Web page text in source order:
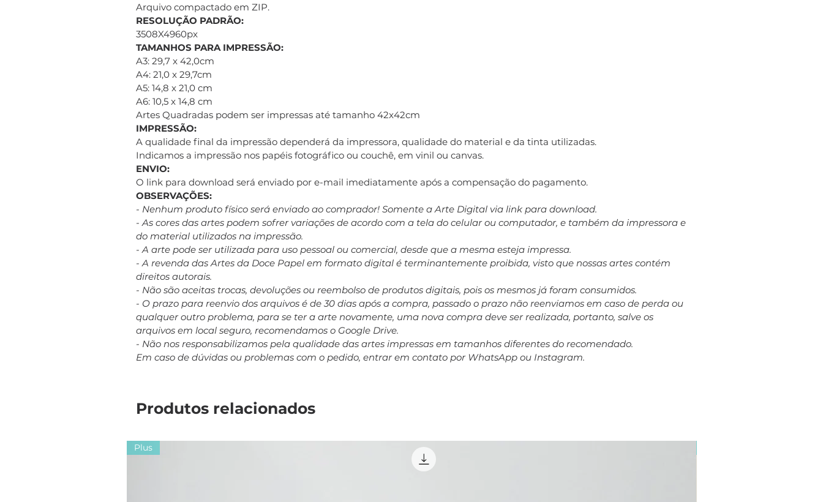
Arquivo compactado em ZIP.
RESOLUÇÃO PADRÃO:
3508X4960px
TAMANHOS PARA IMPRESSÃO:
A3: 29,7 x 42,0cm
A4: 21,0 x 29,7cm
A5: 14,8 x 21,0 cm
A6: 10,5 x 14,8 cm
Artes Quadradas podem ser impressas até tamanho 42x42cm
IMPRESSÃO:
A qualidade final da impressão dependerá da impressora, qualidade do material e da tinta utilizadas.
Indicamos a impressão nos papéis fotográfico ou couchê, em vinil ou canvas.
ENVIO:
O link para download será enviado por e-mail imediatamente após a compensação do pagamento.
OBSERVAÇÕES:
- Nenhum produto físico será enviado ao comprador! Somente a Arte Digital via link para download.
- As cores das artes podem sofrer variações de acordo com a tela do celular ou computador, e também da impressora e
do material utilizados na impressão.
- A arte pode ser utilizada para uso pessoal ou comercial, desde que a mesma esteja impressa.
- A revenda das Artes da Doce Papel em formato digital é terminantemente proibida, visto que nossas artes contém
direitos autorais.
- Não são aceitas trocas, devoluções ou reembolso de produtos digitais, pois os mesmos já foram consumidos.
- O prazo para reenvio dos arquivos é de 30 dias após a compra, passado o prazo não reenviamos em caso de perda ou
qualquer outro problema, para se ter a arte novamente, uma nova compra deve ser realizada, portanto, salve os
arquivos em local seguro, recomendamos o Google Drive.
- Não nos responsabilizamos pela qualidade das artes impressas em tamanhos diferentes do recomendado.
Em caso de dúvidas ou problemas com o pedido, entrar em contato por WhatsApp ou Instagram.
Produtos relacionados
Plus